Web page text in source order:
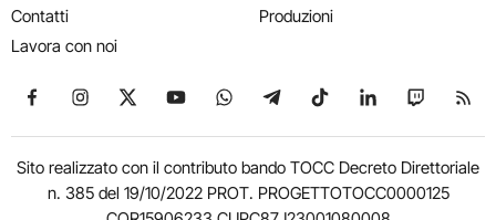
Contatti
Lavora con noi
Produzioni
Seguici su Facebook
Seguici su Instagram
Seguici su X
Seguici su YouTube
Seguici su WhatsApp
Seguici su Telegram
Seguici su TikTok
Seguici su
Seguici
Sito realizzato con il contributo bando TOCC Decreto Direttoriale
n. 385 del 19/10/2022 PROT. PROGETTOTOCC0000125